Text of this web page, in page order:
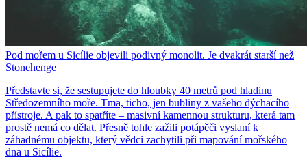
Pod mořem u Sicílie objevili podivný monolit. Je dvakrát starší než
Stonehenge
Představte si, že sestupujete do hloubky 40 metrů pod hladinu
Středozemního moře. Tma, ticho, jen bubliny z vašeho dýchacího
přístroje. A pak to spatříte – masivní kamennou strukturu, která tam
prostě nemá co dělat. Přesně tohle zažili potápěči vyslaní k
záhadnému objektu, který vědci zachytili při mapování mořského
dna u Sicílie.